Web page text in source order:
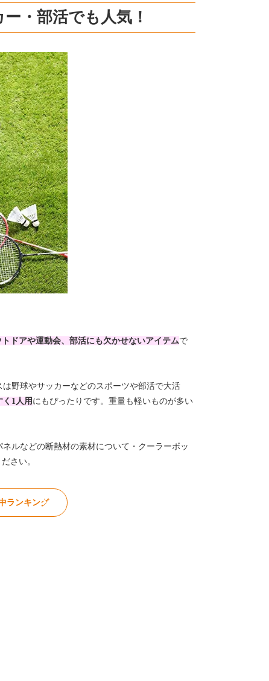
・部活でも人気！
ドアや運動会、部活にも欠かせないアイテムで
野球やサッカーなどのスポーツや部活で大活
1人用 にもぴったりです。重量も軽いものが多い
ルなどの断熱材の素材について・クーラーボッ
さい。
ランキング